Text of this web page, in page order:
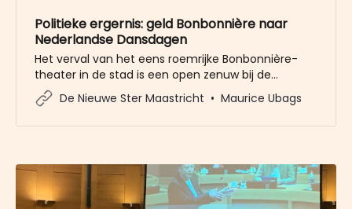
Politieke ergernis: geld Bonbonnière naar
Nederlandse Dansdagen
Het verval van het eens roemrijke Bonbonnière-
theater in de stad is een open zenuw bij de
Maastrichtse bevolking. ‘Otoriteitetoeker’ Georges
van Zeijl van De Tempeleers kapittelt het
het college
De Nieuwe Ster Maastricht Maurice Ubags